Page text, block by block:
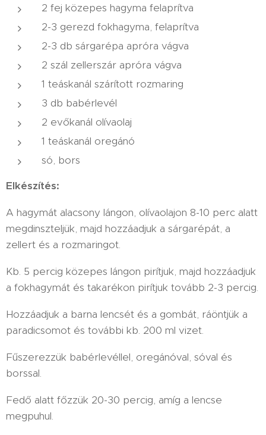
2 fej közepes hagyma felaprítva
2-3 gerezd fokhagyma, felaprítva
2-3 db sárgarépa apróra vágva
2 szál zellerszár apróra vágva
1 teáskanál szárított rozmaring
3 db babérlevél
2 evőkanál olívaolaj
1 teáskanál oregánó
só, bors
Elkészítés:
A hagymát alacsony lángon, olívaolajon 8-10 perc alatt
megdinszteljük, majd hozzáadjuk a sárgarépát, a
zellert és a rozmaringot.
Kb. 5 percig közepes lángon pirítjuk, majd hozzáadjuk
a fokhagymát és takarékon pirítjuk tovább 2-3 percig.
Hozzáadjuk a barna lencsét és a gombát, ráöntjük a
paradicsomot és további kb. 200 ml vizet.
Fűszerezzük babérlevéllel, oregánóval, sóval és
borssal.
Fedő alatt főzzük 20-30 percig, amíg a lencse
megpuhul.